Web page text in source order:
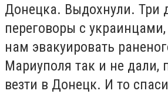
Донецка. Выдохнули. Три
переговоры с
нам эвакуировать
Мариуполя так и не дали,
везти в Донецк. И то